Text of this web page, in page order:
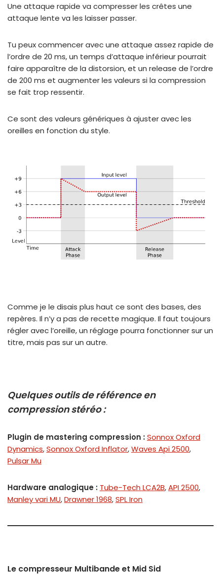
Une attaque rapide va compresser les crêtes une
attaque lente va les laisser passer.
Tu peux commencer avec une attaque assez rapide de
l’ordre de 20 ms, un temps d’attaque inférieur pourrait
faire apparaître de la distorsion, et un release de l’ordre
de 200 ms et augmenter les valeurs si la compression
se fait trop ressentir.
Ce sont des valeurs génériques à ajuster avec les
oreilles en fonction du style.
Comme je le disais plus haut ce sont des bases, des
repères. Il n’y a pas de recette magique. Il faut toujours
régler avec l’oreille, un réglage pourra fonctionner sur un
titre, mais pas sur un autre.
Quelques outils de référence en
compression stéréo :
Plugin de mastering compression : Sonnox Oxford
Dynamics,Sonnox Oxford Inflator,Waves Api 2500,
Pulsar Mu
Hardware analogique : Tube-Tech LCA2B,API 2500,
Manley vari MU,Drawner 1968,SPL Iron
Le compresseur Multibande et Mid Sid